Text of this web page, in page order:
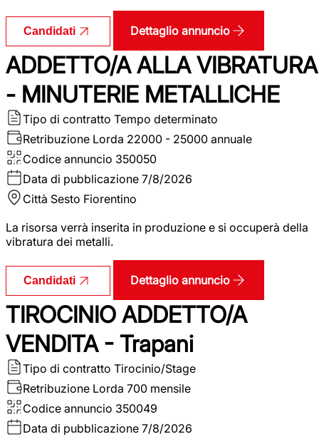
Candidati Dettaglio annuncio
ADDETTO/A ALLA VIBRATURA
- MINUTERIE METALLICHE
Tipo di contratto Tempo determinato
Retribuzione Lorda 22000 - 25000 annuale
Codice annuncio 350050
Data di pubblicazione 7/8/2026
Città Sesto Fiorentino
La risorsa verrà inserita in produzione e si occuperà della
vibratura dei metalli.
Candidati Dettaglio annuncio
TIROCINIO ADDETTO/A
VENDITA - Trapani
Tipo di contratto Tirocinio/Stage
Retribuzione Lorda 700 mensile
Codice annuncio 350049
Data di pubblicazione 7/8/2026